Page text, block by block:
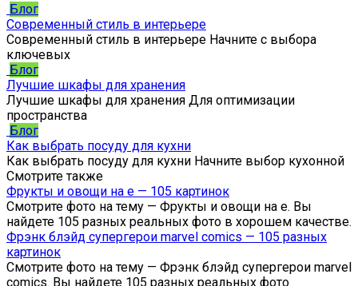
Блог
Современный стиль в интерьере
Современный стиль в интерьере Начните с выбора
ключевых
Блог
Лучшие шкафы для хранения
Лучшие шкафы для хранения Для оптимизации
пространства
Блог
Как выбрать посуду для кухни
Как выбрать посуду для кухни Начните выбор кухонной
Смотрите также
Фрукты и овощи на е — 105 картинок
Смотрите фото на тему — Фрукты и овощи на е. Вы
найдете 105 разных реальных фото в хорошем качестве.
Фрэнк блэйд супергерои marvel comics — 105 разных
картинок
Смотрите фото на тему — Фрэнк блэйд супергерои marvel
comics. Вы найдете 105 разных реальных фото